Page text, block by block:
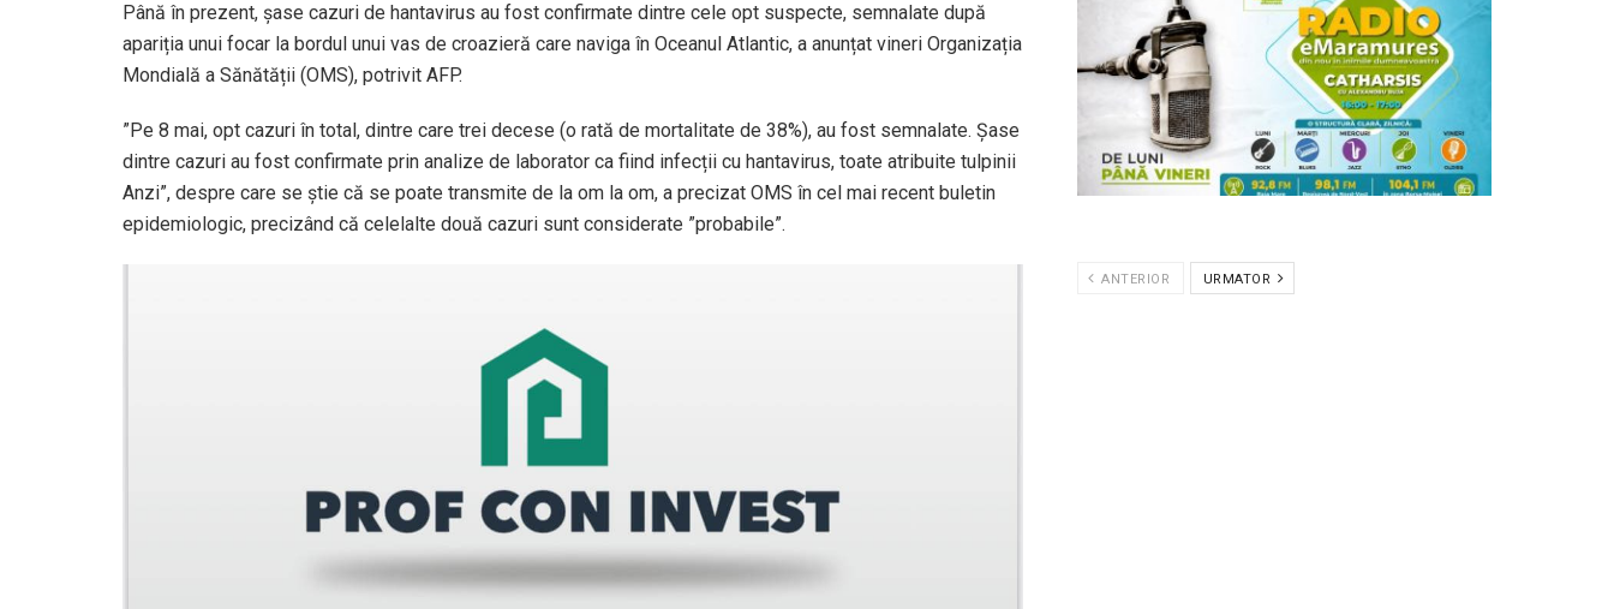
Până în prezent, șase cazuri de hantavirus au fost confirmate dintre cele opt suspecte, semnalate după
apariția unui focar la bordul unui vas de croazieră care naviga în Oceanul Atlantic, a anunțat vineri Organizația
Mondială a Sănătății (OMS), potrivit AFP.
”Pe 8 mai, opt cazuri în total, dintre care trei decese (o rată de mortalitate de 38%), au fost semnalate. Șase
dintre cazuri au fost confirmate prin analize de laborator ca fiind infecții cu hantavirus, toate atribuite tulpinii
Anzi”, despre care se știe că se poate transmite de la om la om, a precizat OMS în cel mai recent buletin
epidemiologic, precizând că celelalte două cazuri sunt considerate ”probabile”.
ANTERIOR URMATOR